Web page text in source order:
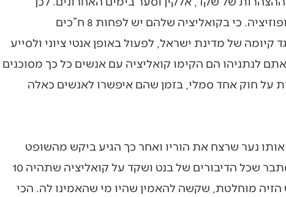
הסבירו בקואליציה שהם חייבים תגבור של האופוזיציה. כי בקואליציה שלהם יש לפחות 8 ח”כים
קיומה של מדינת ישראל, לפעול באופן אנטי ציוני ולסייע
לנתניהו הם הקימו קואליציה עם אנשים כל כך מסוכנים
על חוק אחד סמלי, בזמן שהם איפשרו לאנשים כאלה
נער שרצח את הוריו ואחר כך הגיע ביקש מהשופט
שיתחשב בו, כי הוא הרי יתום מאבא ואמא. מסתבר שכל הדיבורים של בנט ושקד על קואליציה שתהיה 10
מוחלטת, שקשה להאמין שהיו מי שהאמינו לה. הכי